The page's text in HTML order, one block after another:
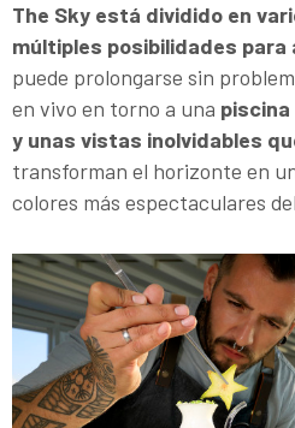
The Sky está dividido en
múltiples posibilidades para
puede prolongarse sin
en vivo en torno a una
y unas vistas inolvidables
transforman el horizonte en
colores más espectaculares